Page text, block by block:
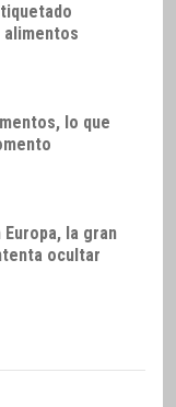
alimentos
lo que
la gran
ocultar